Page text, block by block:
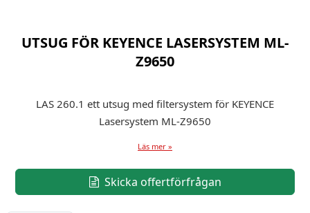
UTSUG FÖR KEYENCE LASERSYSTEM ML-
Z9650
LAS 260.1 ett utsug med filtersystem för KEYENCE
Lasersystem ML-Z9650
Läs mer »
Skicka offertförfrågan